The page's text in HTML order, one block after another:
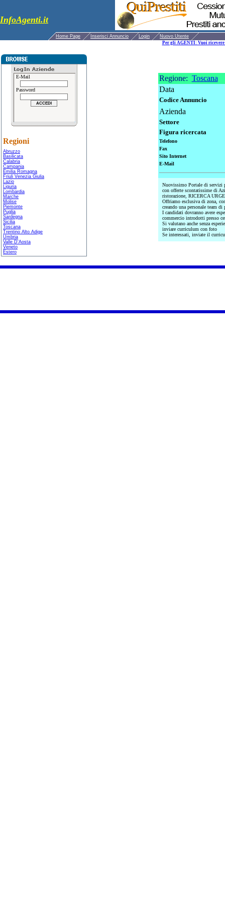
InfoAgenti.it
Home Page Inserisci Annuncio Login
Nuovo Utente
Per gli AGENTI: Vuoi
E-Mail
Password
Regioni
Abruzzo
Basilicata
Calabria
Campania
Emilia Romagna
Friuli Venezia Giulia
Lazio
Liguria
Lombardia
Marche
Molise
Piemonte
Puglia
Sardegna
Sicilia
Toscana
Trentino Alto Adige
Umbria
Valle D'Aosta
Veneto
Estero
Regione: Toscana
Data
Codice Annuncio
Azienda
Settore
Figura ricercata
Telefono
Fax
Sito Internet
E-Mail
Nuovissimo Portale di servizi
con offerte scontatissime di
ristorazione, RICERCA
Offriamo esclusiva di zona,
creando una personale team
I candidati dovranno avere
commercio introdotti presso
Si valutano anche senza
inviare curriculum con foto
Se interessati, inviate il